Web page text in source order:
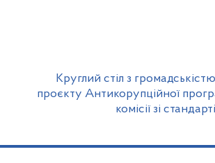
Круглий стіл з
проєкту Антикорупційної
комісії зі